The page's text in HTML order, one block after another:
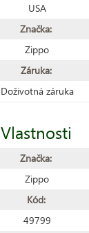
USA
Značka:
Zippo
Záruka:
Doživotná záruka
Vlastnosti
Značka:
Zippo
Kód:
49799